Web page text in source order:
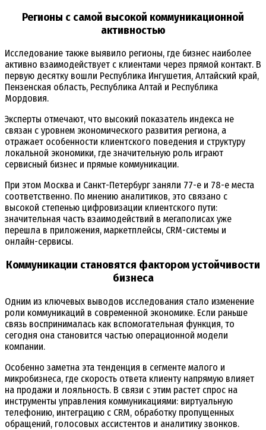
Регионы с самой высокой коммуникационной
активностью
Исследование также выявило регионы, где бизнес наиболее
активно взаимодействует с клиентами через прямой контакт. В
первую десятку вошли Республика Ингушетия, Алтайский край,
Пензенская область, Республика Алтай и Республика
Мордовия.
Эксперты отмечают, что высокий показатель индекса не
связан с уровнем экономического развития региона, а
отражает особенности клиентского поведения и структуру
локальной экономики, где значительную роль играют
сервисный бизнес и прямые коммуникации.
При этом Москва и Санкт-Петербург заняли 77-е и 78-е места
соответственно. По мнению аналитиков, это связано с
высокой степенью цифровизации клиентского пути:
значительная часть взаимодействий в мегаполисах уже
перешла в приложения, маркетплейсы, CRM-системы и
онлайн-сервисы.
Коммуникации становятся фактором устойчивости
бизнеса
Одним из ключевых выводов исследования стало изменение
роли коммуникаций в современной экономике. Если раньше
связь воспринималась как вспомогательная функция, то
сегодня она становится частью операционной модели
компании.
Особенно заметна эта тенденция в сегменте малого и
микробизнеса, где скорость ответа клиенту напрямую влияет
на продажи и лояльность. В связи с этим растет спрос на
инструменты управления коммуникациями: виртуальную
телефонию, интеграцию с CRM, обработку пропущенных
обращений, голосовых ассистентов и аналитику звонков.